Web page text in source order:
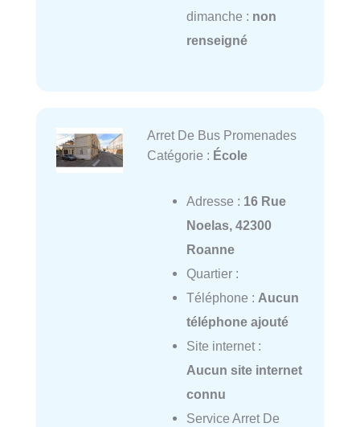
dimanche : non
renseigné
Arret De Bus Promenades
Catégorie : École
Adresse : 16 Rue
Noelas, 42300
Roanne
Quartier :
Téléphone : Aucun
téléphone ajouté
Site internet :
Aucun site internet
connu
Service Arret De